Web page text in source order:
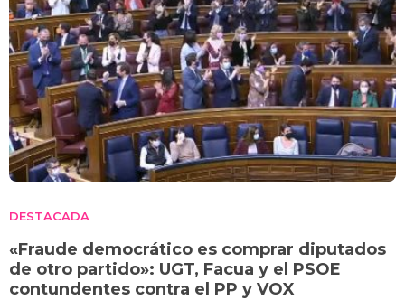
DESTACADA
«Fraude democrático es comprar diputados
de otro partido»: UGT, Facua y el PSOE
contundentes contra el PP y VOX